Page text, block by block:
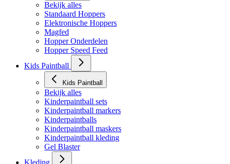
Bekijk alles
Standaard Hoppers
Elektronische Hoppers
Magfed
Hopper Onderdelen
Hopper Speed Feed
Kids Paintball
Kids Paintball
Bekijk alles
Kinderpaintball sets
Kinderpaintball markers
Kinderpaintballs
Kinderpaintball maskers
Kinderpaintball kleding
Gel Blaster
Kleding